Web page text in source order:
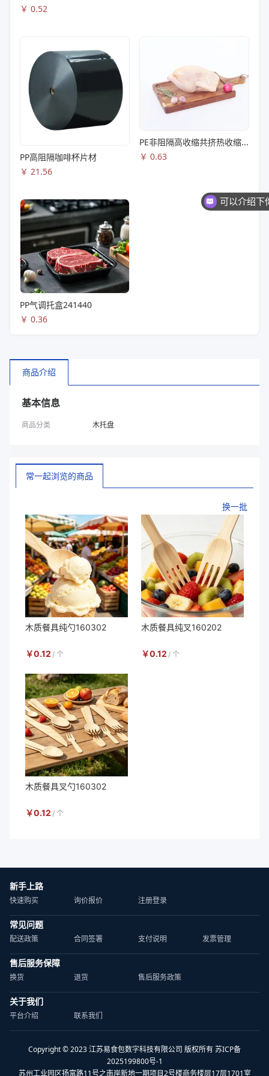
￥ 0.52
PP高阻隔咖啡杯片材
￥ 21.56
PE非阻隔高收缩共挤热收缩膜S83
￥ 0.63
PP气调托盒241440
￥ 0.36
商品介绍
基本信息
商品分类 木托盘
常一起浏览的商品
换一批
木质餐具纯勺160302
￥0.12 / 个
木质餐具纯叉160202
￥0.12 / 个
木质餐具叉勺160302
￥0.12 / 个
新手上路
快速购买 询价报价 注册登录
常见问题
配送政策 合同签署 支付说明 发票管理
售后服务保障
换货 退货 售后服务政策
关于我们
平台介绍 联系我们
Copyright © 2023 江苏易食包数字科技有限公司 版权所有 苏ICP备
2025199800号-1
苏州工业园区扬富路11号之南岸新地一期项目2号楼商务楼层17层1701室